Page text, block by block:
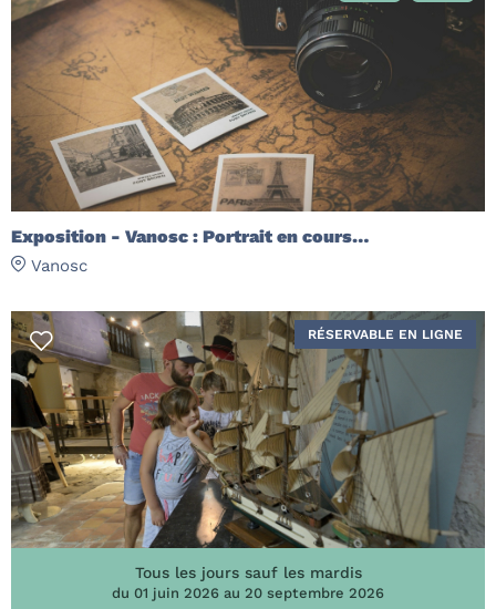
Exposition - Vanosc : Portrait en cours…
Vanosc
Tous les jours sauf les mardis
du 01 juin 2026 au 20 septembre 2026
RÉSERVABLE EN LIGNE